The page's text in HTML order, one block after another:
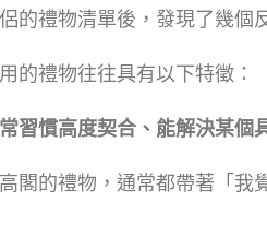
的禮物清單後，發現了幾個
的禮物往往具有以下特徵：
習慣高度契合、能解決某個
閣的禮物，通常都帶著「我